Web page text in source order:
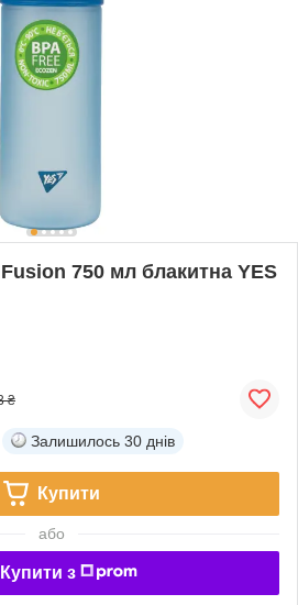
750 мл блакитна YES
₴
Залишилось 30 днів
Купити
або
Купити з